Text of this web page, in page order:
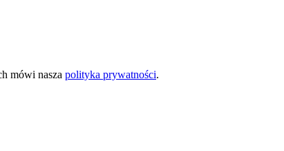
mówi nasza polityka prywatności.